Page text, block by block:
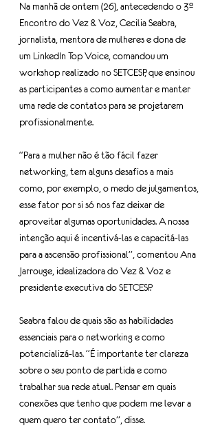
Na manhã de ontem (26), antecedendo o 3º
Encontro do Vez & Voz, Cecilia Seabra,
jornalista, mentora de mulheres e dona de
um LinkedIn Top Voice, comandou um
workshop realizado no SETCESP, que ensinou
as participantes a como aumentar e manter
uma rede de contatos para se projetarem
profissionalmente.
“Para a mulher não é tão fácil fazer
networking, tem alguns desafios a mais
como, por exemplo, o medo de julgamentos,
esse fator por si só nos faz deixar de
aproveitar algumas oportunidades. A nossa
intenção aqui é incentivá-las e capacitá-las
para a ascensão profissional”, comentou Ana
Jarrouge, idealizadora do Vez & Voz e
presidente executiva do SETCESP.
Seabra falou de quais são as habilidades
essenciais para o networking e como
potencializá-las. “É importante ter clareza
sobre o seu ponto de partida e como
trabalhar sua rede atual. Pensar em quais
conexões que tenho que podem me levar a
quem quero ter contato”, disse.